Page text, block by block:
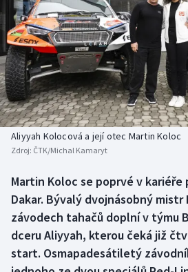
Americký fotbal
Baseball a softbal
Basketbal
Biatlon
Boby a skeleton
Box
Curling
Dostihy
NEPŘEHLÉDNĚTE
Soutěže
Historické návraty
Aplikace ČT sport
AZ kvíz
Aliyyah Kolocová a její otec Martin Koloc
Zdroj: ČTK/Michal Kamaryt
Martin Koloc se poprvé v kariéře
Dakar. Bývalý dvojnásobný
závodech tahačů doplní v týmu
dceru Aliyyah, kterou čeká již
start. Osmapadesátiletý